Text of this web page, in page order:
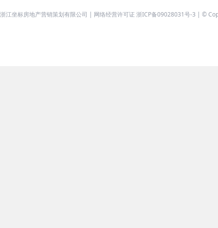
浙江坐标房地产营销策划有限公司 | 网络经营许可证 浙ICP备09028031号-3 | ©